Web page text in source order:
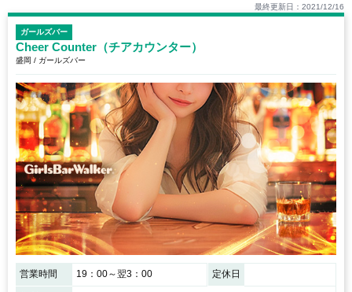
最終更新日：2021/12/16
ガールズバー
Cheer Counter（チアカウンター）
盛岡 / ガールズバー
営業時間 19：00～翌3：00 定休日